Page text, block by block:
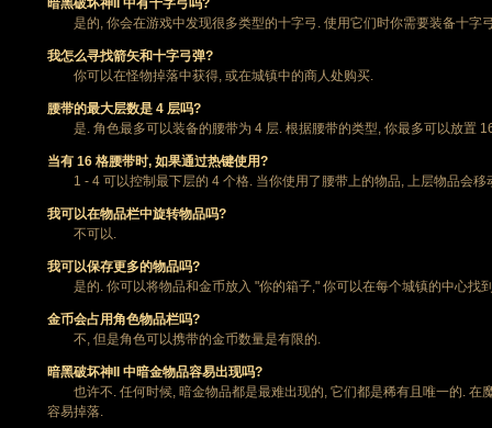
暗黑破坏神II 中有十字弓吗?
是的, 你会在游戏中发现很多类型的十字弓. 使用它们时你需要装备十字
我怎么寻找箭矢和十字弓弹?
你可以在怪物掉落中获得, 或在城镇中的商人处购买.
腰带的最大层数是 4 层吗?
是. 角色最多可以装备的腰带为 4 层. 根据腰带的类型, 你最多可以放置
当有 16 格腰带时, 如果通过热键使用?
1 - 4 可以控制最下层的 4 个格. 当你使用了腰带上的物品, 上层物品会移
我可以在物品栏中旋转物品吗?
不可以.
我可以保存更多的物品吗?
是的. 你可以将物品和金币放入 "你的箱子," 你可以在每个城镇的中心找
金币会占用角色物品栏吗?
不, 但是角色可以携带的金币数量是有限的.
暗黑破坏神II 中暗金物品容易出现吗?
也许不. 任何时候, 暗金物品都是最难出现的, 它们都是稀有且唯一的. 在
容易掉落.